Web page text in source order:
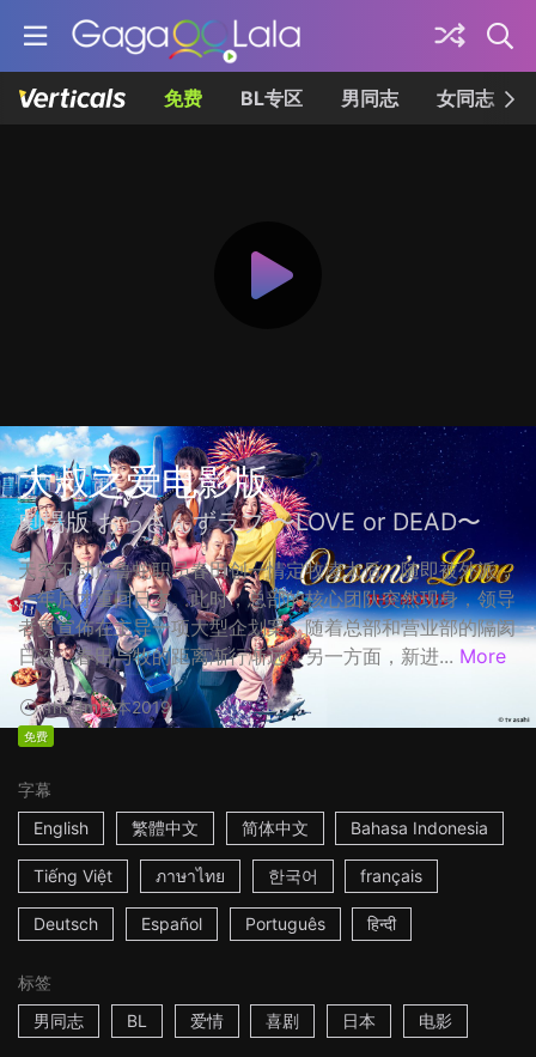
免费 BL专区 男同志 女同志
大叔之爱电影版
劇場版 おっさんずラブ 〜LOVE or DEAD〜
天空不动产鲁蛇职员春田创一情定牧凌太后，随即被外派，
一年后才重回日本。此时，总部的核心团队突然现身，领导
者更宣佈在主导一项大型企划案，随着总部和营业部的隔阂
日深，春田与牧的距离渐行渐远。另一方面，新进... More
1h53m日本2019
免费
字幕
English
繁體中文 简体中文 Bahasa Indonesia
Tiếng Việt ภาษาไทย 한국어 français
Deutsch Español Português हिन्दी
标签
男同志
BL 爱情 喜剧 日本 电影